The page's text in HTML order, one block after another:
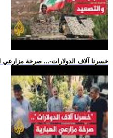
.. -خسرنا آلاف الدولارات-... صرخة مزارعي